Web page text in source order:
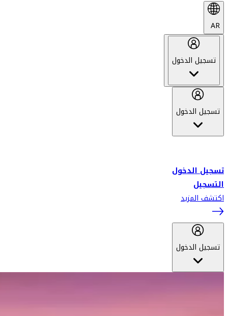
AR
تسجيل الدخول
تسجيل الدخول
تسجيل الدخول
التسجيل
اكتشف المزيد
تسجيل الدخول